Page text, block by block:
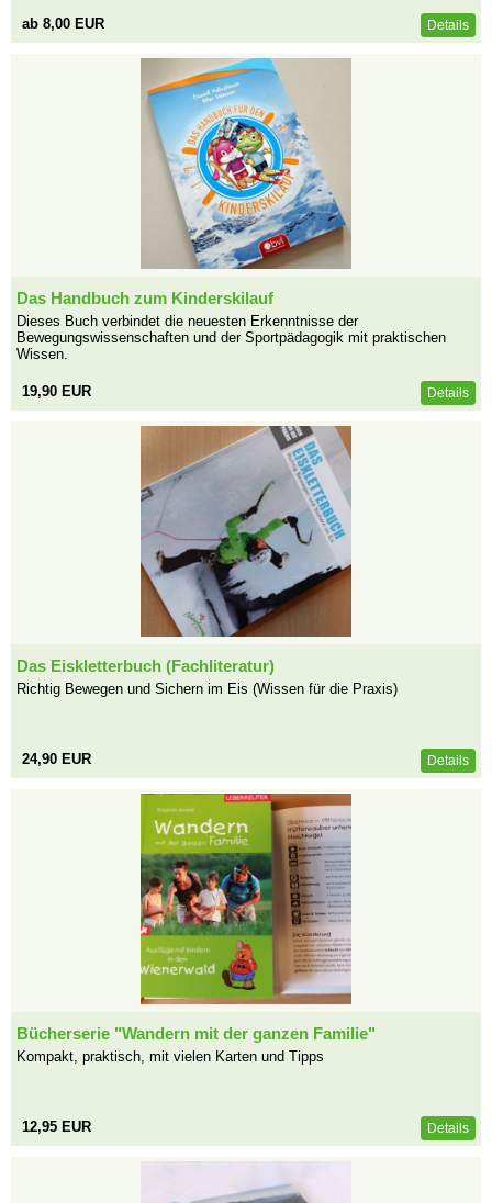
ab 8,00 EUR Details
Das Handbuch zum Kinderskilauf
Dieses Buch verbindet die neuesten Erkenntnisse der
Bewegungswissenschaften und der Sportpädagogik mit praktischen
Wissen.
19,90 EUR Details
Das Eiskletterbuch (Fachliteratur)
Richtig Bewegen und Sichern im Eis (Wissen für die Praxis)
24,90 EUR Details
Bücherserie "Wandern mit der ganzen Familie"
Kompakt, praktisch, mit vielen Karten und Tipps
12,95 EUR Details